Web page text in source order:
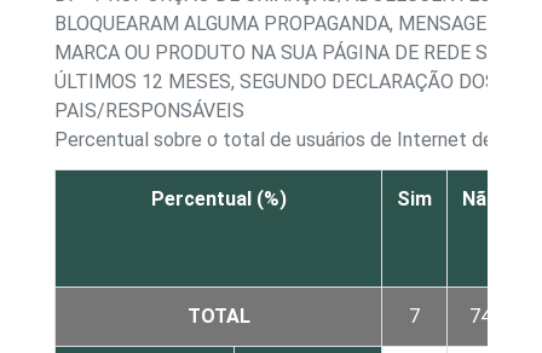
BLOQUEARAM ALGUMA PROPAGANDA, MENSAGEM OU
MARCA OU PRODUTO NA SUA PÁGINA DE REDE
ÚLTIMOS 12 MESES, SEGUNDO DECLARAÇÃO DOS
PAIS/RESPONSÁVEIS
Percentual sobre o total de usuários de Internet de 11 a
Percentual (%) Sim
Não
TOTAL 7 74